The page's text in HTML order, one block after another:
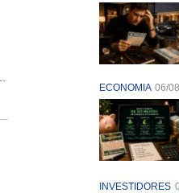
ECONOMIA 06/
INVESTIDORES